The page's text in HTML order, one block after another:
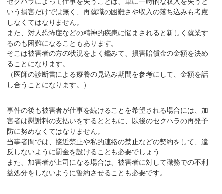
いう損害だけでは無く、再就職の困難さや収入の落ち込みも考慮
しなくてはなりません。
また、対人恐怖症などの精神的疾患に悩まされると新しく就業す
るのも困難になることもあります。
そこは被害者の方の状況をよく鑑みて、損害賠償金の金額を決め
ることになります。
（医師の診断書による療養の見込み期間を参考にして、金額を話
し合うことになります。）
事件の後も被害者が仕事を続けることを希望される場合には、加
害者は慰謝料の支払いをするとともに、 以後のセクハラの再発予
防に努めなくてはなりません。
当事者間では、接近禁止や私的連絡の禁止などの契約をして、違
反しないように罰金を設けることも必要でしょう
また、加害者が上司になる場合は、被害者に対して職務での不利
益処分をしないように誓約させることも必要です。